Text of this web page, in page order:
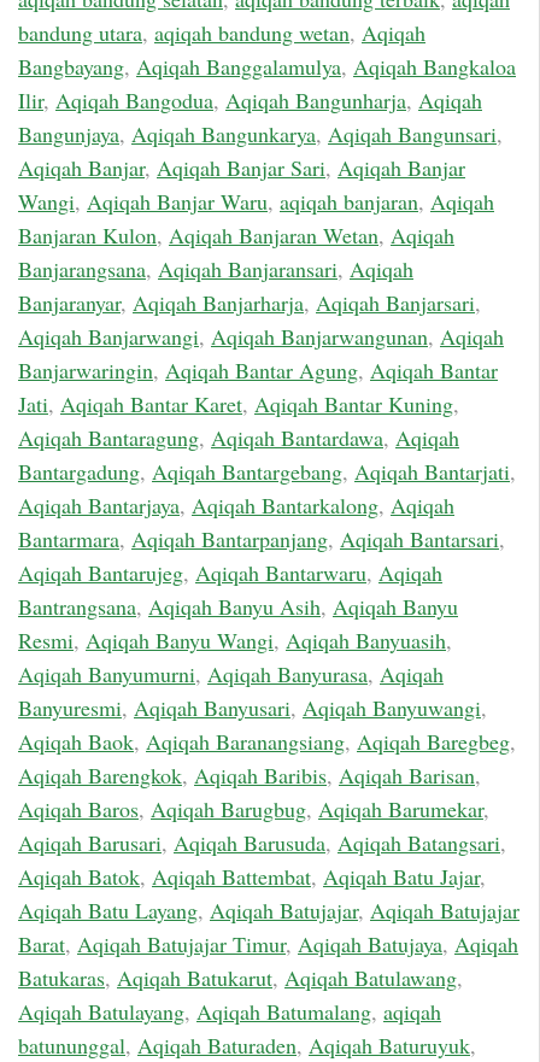
bandung utara, aqiqah bandung wetan, Aqiqah
Bangbayang, Aqiqah Banggalamulya, Aqiqah Bangkaloa
Ilir, Aqiqah Bangodua, Aqiqah Bangunharja, Aqiqah
Bangunjaya, Aqiqah Bangunkarya, Aqiqah Bangunsari,
Aqiqah Banjar, Aqiqah Banjar Sari, Aqiqah Banjar
Wangi, Aqiqah Banjar Waru, aqiqah banjaran, Aqiqah
Banjaran Kulon, Aqiqah Banjaran Wetan, Aqiqah
Banjarangsana, Aqiqah Banjaransari, Aqiqah
Banjaranyar, Aqiqah Banjarharja, Aqiqah Banjarsari,
Aqiqah Banjarwangi, Aqiqah Banjarwangunan, Aqiqah
Banjarwaringin, Aqiqah Bantar Agung, Aqiqah Bantar
Jati, Aqiqah Bantar Karet, Aqiqah Bantar Kuning,
Aqiqah Bantaragung, Aqiqah Bantardawa, Aqiqah
Bantargadung, Aqiqah Bantargebang, Aqiqah Bantarjati,
Aqiqah Bantarjaya, Aqiqah Bantarkalong, Aqiqah
Bantarmara, Aqiqah Bantarpanjang, Aqiqah Bantarsari,
Aqiqah Bantarujeg, Aqiqah Bantarwaru, Aqiqah
Bantrangsana, Aqiqah Banyu Asih, Aqiqah Banyu
Resmi, Aqiqah Banyu Wangi, Aqiqah Banyuasih,
Aqiqah Banyumurni, Aqiqah Banyurasa, Aqiqah
Banyuresmi, Aqiqah Banyusari, Aqiqah Banyuwangi,
Aqiqah Baok, Aqiqah Baranangsiang, Aqiqah Baregbeg,
Aqiqah Barengkok, Aqiqah Baribis, Aqiqah Barisan,
Aqiqah Baros, Aqiqah Barugbug, Aqiqah Barumekar,
Aqiqah Barusari, Aqiqah Barusuda, Aqiqah Batangsari,
Aqiqah Batok, Aqiqah Battembat, Aqiqah Batu Jajar,
Aqiqah Batu Layang, Aqiqah Batujajar, Aqiqah Batujajar
Barat, Aqiqah Batujajar Timur, Aqiqah Batujaya, Aqiqah
Batukaras, Aqiqah Batukarut, Aqiqah Batulawang,
Aqiqah Batulayang, Aqiqah Batumalang, aqiqah
batununggal, Aqiqah Baturaden, Aqiqah Baturuyuk,